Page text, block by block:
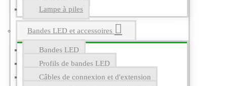
Lampe à piles
Bandes LED et accessoires
Bandes LED
Profils de bandes LED
Câbles de connexion et d'extension